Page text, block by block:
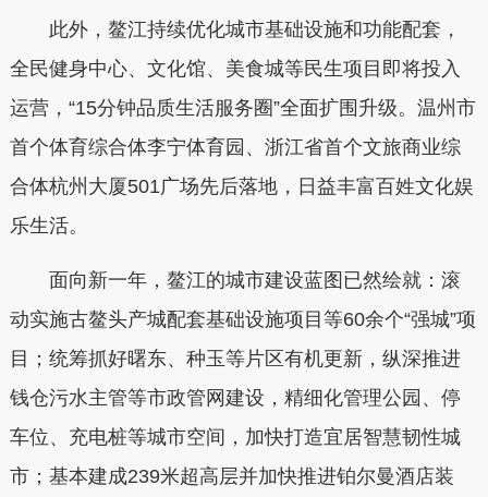
此外，鳌江持续优化城市基础设施和功能配套，
全民健身中心、文化馆、美食城等民生项目即将投入
运营，“15分钟品质生活服务圈”全面扩围升级。温州市
首个体育综合体李宁体育园、浙江省首个文旅商业综
合体杭州大厦501广场先后落地，日益丰富百姓文化娱
乐生活。
面向新一年，鳌江的城市建设蓝图已然绘就：滚
动实施古鳌头产城配套基础设施项目等60余个“强城”项
目；统筹抓好曙东、种玉等片区有机更新，纵深推进
钱仓污水主管等市政管网建设，精细化管理公园、停
车位、充电桩等城市空间，加快打造宜居智慧韧性城
市；基本建成239米超高层并加快推进铂尔曼酒店装